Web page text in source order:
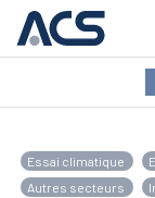
PRODUITS
Essai climatique
Autres secteurs